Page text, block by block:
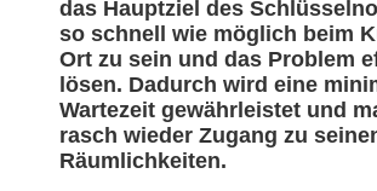
das Hauptziel des
so schnell wie möglich beim
Ort zu sein und das Problem
lösen. Dadurch wird eine
Wartezeit gewährleistet und
rasch wieder Zugang zu
Räumlichkeiten.